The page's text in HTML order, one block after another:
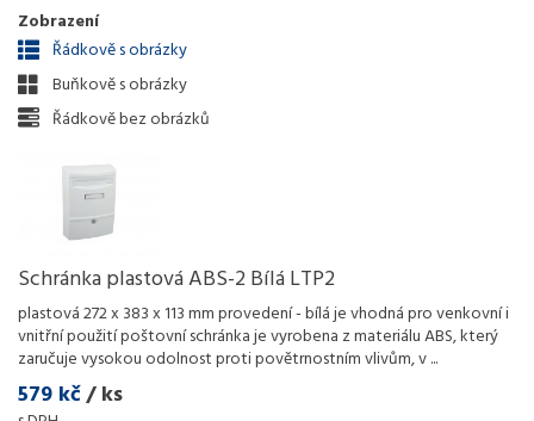
Zobrazení
Řádkově s obrázky
Buňkově s obrázky
Řádkově bez obrázků
Schránka plastová ABS-2 Bílá LTP2
plastová 272 x 383 x 113 mm provedení - bílá je vhodná pro venkovní i
vnitřní použití poštovní schránka je vyrobena z materiálu ABS, který
zaručuje vysokou odolnost proti povětrnostním vlivům, v...
579 kč/ ks